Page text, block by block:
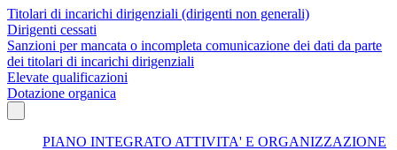
Titolari di incarichi dirigenziali (dirigenti non generali)
Dirigenti cessati
Sanzioni per mancata o incompleta comunicazione dei dati da parte
dei titolari di incarichi dirigenziali
Elevate qualificazioni
Dotazione organica
PIANO INTEGRATO ATTIVITA' E ORGANIZZAZIONE